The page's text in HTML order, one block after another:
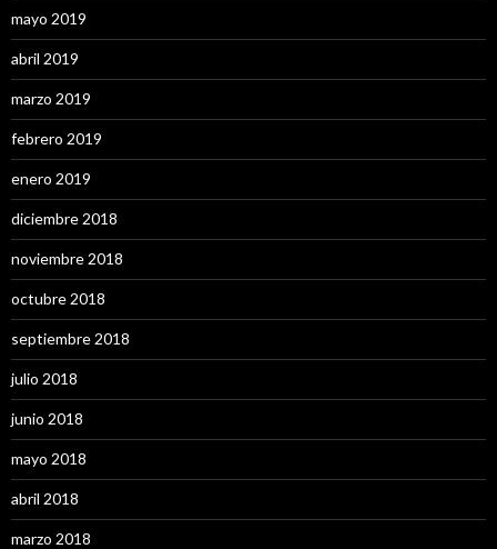
mayo 2019
abril 2019
marzo 2019
febrero 2019
enero 2019
diciembre 2018
noviembre 2018
octubre 2018
septiembre 2018
julio 2018
junio 2018
mayo 2018
abril 2018
marzo 2018